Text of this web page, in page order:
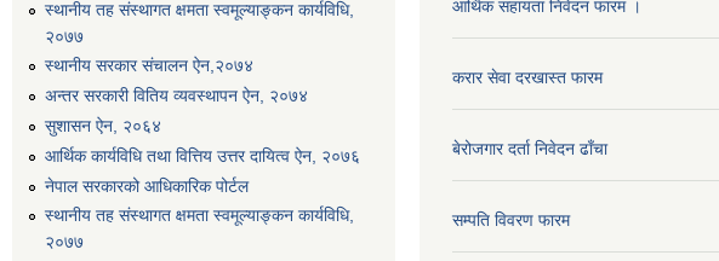
स्थानीय तह संस्थागत क्षमता स्वमूल्याङ्कन कार्यविधि,
२०७७
स्थानीय सरकार संचालन ऐन,२०७४
अन्तर सरकारी वितिय व्यवस्थापन ऐन, २०७४
सुशासन ऐन, २०६४
आर्थिक कार्यविधि तथा वित्तिय उत्तर दायित्व ऐन, २०७६
नेपाल सरकारको आधिकारिक पोर्टल
स्थानीय तह संस्थागत क्षमता स्वमूल्याङ्कन कार्यविधि,
२०७७
आर्थिक सहायता निवेदन फारम ।
करार सेवा दरखास्त फारम
बेरोजगार दर्ता निवेदन ढाँचा
सम्पति विवरण फारम